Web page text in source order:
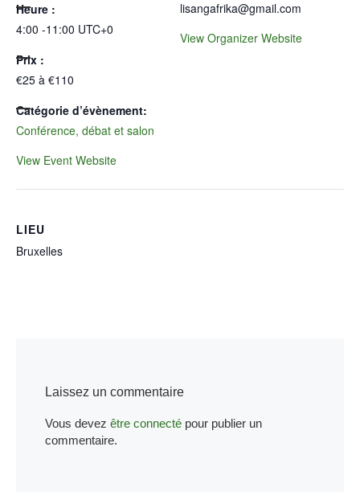
Heure :
4:00 -11:00 UTC+0
Prix :
€25 à €110
Catégorie d’évènement:
Conférence, débat et salon
View Event Website
lisangafrika@gmail.com
View Organizer Website
LIEU
Bruxelles
Laissez un commentaire
Vous devezêtre connecté pour publier un
commentaire.